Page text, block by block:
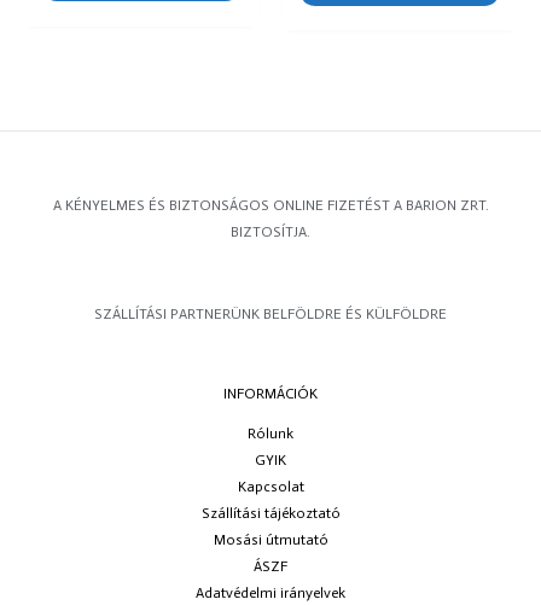
A KÉNYELMES ÉS BIZTONSÁGOS ONLINE FIZETÉST A BARION ZRT.
BIZTOSÍTJA.
SZÁLLÍTÁSI PARTNERÜNK BELFÖLDRE ÉS KÜLFÖLDRE
INFORMÁCIÓK
Rólunk
GYIK
Kapcsolat
Szállítási tájékoztató
Mosási útmutató
ÁSZF
Adatvédelmi irányelvek